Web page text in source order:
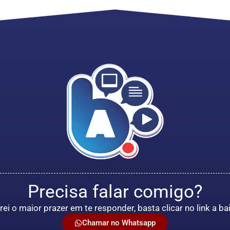
Precisa falar comigo?
o maior prazer em te responder, basta clicar no link a
Chamar no Whatsapp